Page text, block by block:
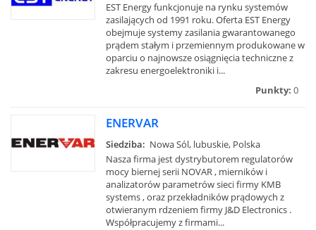
EST Energy funkcjonuje na rynku systemów
zasilających od 1991 roku. Oferta EST Energy
obejmuje systemy zasilania gwarantowanego
prądem stałym i przemiennym produkowane w
oparciu o najnowsze osiągnięcia techniczne z
zakresu energoelektroniki i...
Punkty: 0
ENERVAR
Siedziba: Nowa Sól, lubuskie, Polska
Nasza firma jest dystrybutorem regulatorów
mocy biernej serii NOVAR , mierników i
analizatorów parametrów sieci firmy KMB
systems , oraz przekładników prądowych z
otwieranym rdzeniem firmy J&D Electronics .
Współpracujemy z firmami...